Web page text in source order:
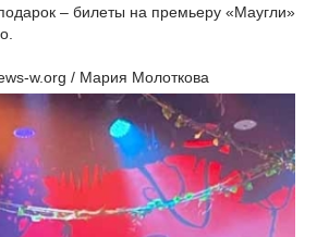
– билеты на премьеру «Маугли»
w.org / Мария Молоткова